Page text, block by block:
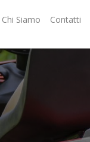
Chi Siamo Contatti